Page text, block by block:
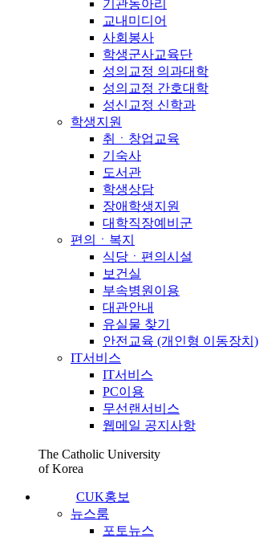
기관동아리
교내미디어
사회봉사
학생군사교육단
성의교정 의과대학
성의교정 간호대학
성신교정 신학과
학생지원
취ㆍ창업교육
기숙사
도서관
학생상담
장애학생지원
대학직장예비군
편의ㆍ복지
식당ㆍ편의시설
보건실
부속병원이용
대관안내
유실물 찾기
안전교육 (개인형 이동장치)
IT서비스
IT서비스
PC이용
무선랜서비스
웹메일 공지사항
The Catholic University
of Korea
CUK홍보
뉴스룸
포토뉴스